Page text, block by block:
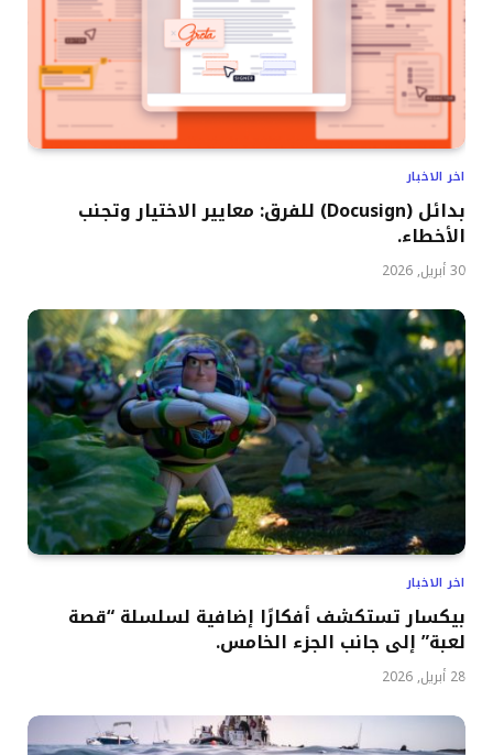
اخر الاخبار
بدائل (Docusign) للفرق: معايير الاختيار وتجنب
الأخطاء.
30 أبريل, 2026
اخر الاخبار
بيكسار تستكشف أفكارًا إضافية لسلسلة “قصة
لعبة” إلى جانب الجزء الخامس.
28 أبريل, 2026